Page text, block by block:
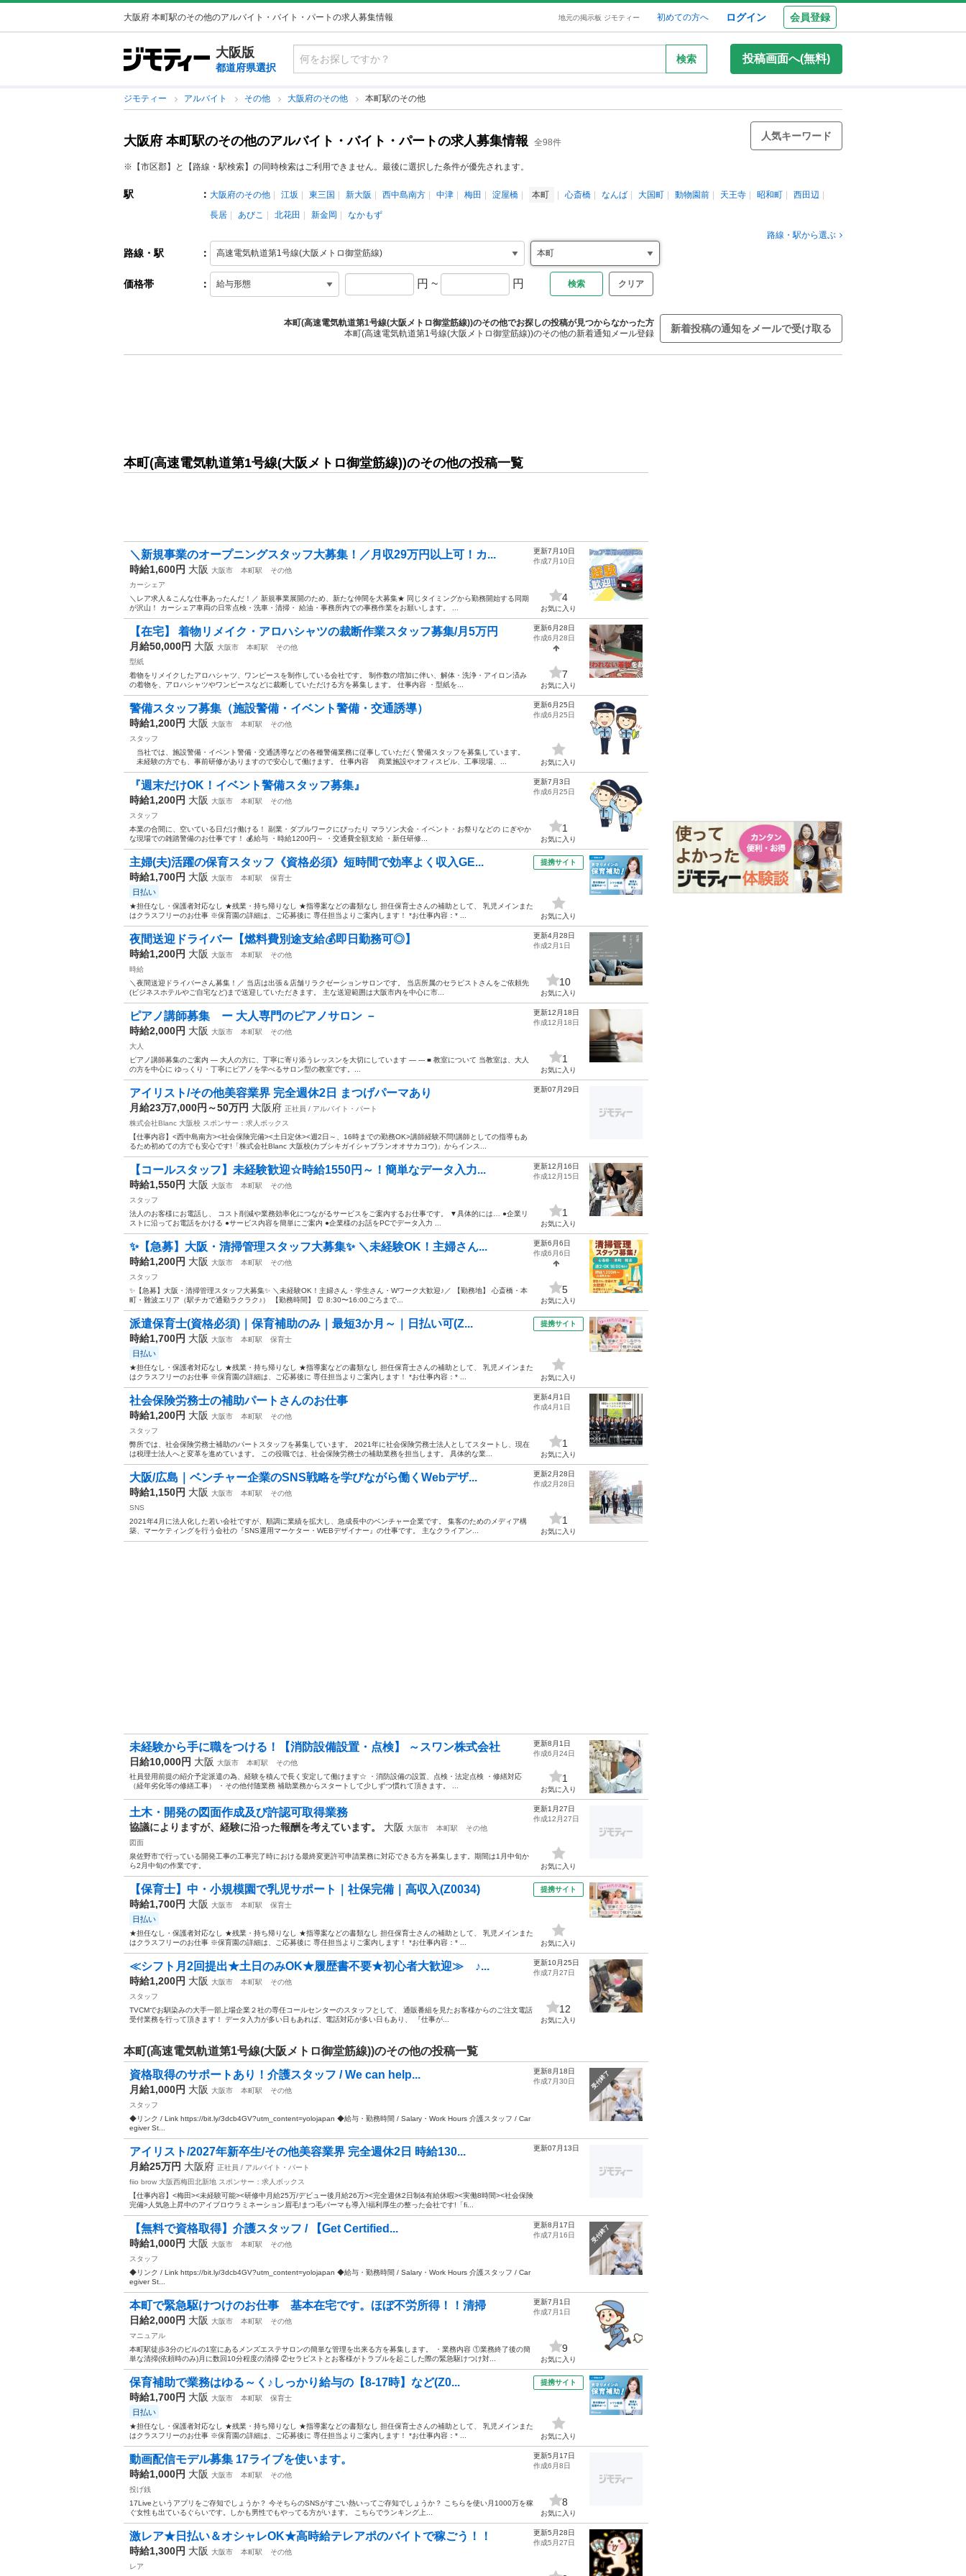
大阪府 本町駅のその他のアルバイト・バイト・パートの求人募集情報 地元の掲示板 ジモティー 初めての方へ ログイン 会員登録
大阪版
都道府県選択
検索 投稿画面へ(無料)
ジモティー アルバイト その他 大阪府のその他 本町駅のその他
大阪府 本町駅のその他のアルバイト・バイト・パートの求人募集情報 全98件
人気キーワード
※【市区郡】と【路線・駅検索】の同時検索はご利用できません。最後に選択した条件が優先されます。
駅 ： 大阪府のその他 江坂 東三国 新大阪 西中島南方 中津 梅田 淀屋橋 本町 心斎橋 なんば 大国町 動物園前 天王寺 昭和町
西田辺
長居
あびこ 北花田 新金岡
なかもず
路線・駅から選ぶ
路線・駅 ：
価格帯 ： 円 ~ 円 クリア
本町(高速電気軌道第1号線(大阪メトロ御堂筋線))のその他でお探しの投稿が見つからなかった方
本町(高速電気軌道第1号線(大阪メトロ御堂筋線))のその他の新着通知メール登録
新着投稿の通知をメールで受け取る
本町(高速電気軌道第1号線(大阪メトロ御堂筋線))のその他の投稿一覧
＼新規事業のオープニングスタッフ大募集！／月収29万円以上可！カ...
時給1,600円 大阪 大阪市 本町駅
その他
カーシェア
＼レア求人＆こんな仕事あったんだ！／ 新規事業展開のため、新たな仲間を大募集★ 同じタイミングから勤務開始する同期
が沢山！ カーシェア車両の日常点検・洗車・清掃・ 給油・事務所内での事務作業をお願いします。 ...
更新7月10日
作成7月10日
4
お気に入り
【在宅】 着物リメイク・アロハシャツの裁断作業スタッフ募集/月5万円
月給50,000円 大阪 大阪市 本町駅
その他
型紙
着物をリメイクしたアロハシャツ、ワンピースを制作している会社です。 制作数の増加に伴い、解体・洗浄・アイロン済み
の着物を、アロハシャツやワンピースなどに裁断していただける方を募集します。 仕事内容 ・型紙を...
更新6月28日
作成6月28日
7
お気に入り
警備スタッフ募集（施設警備・イベント警備・交通誘導）
時給1,200円 大阪 大阪市 本町駅
その他
スタッフ
当社では、施設警備・イベント警備・交通誘導などの各種警備業務に従事していただく警備スタッフを募集しています。
未経験の方でも、事前研修がありますので安心して働けます。 仕事内容 商業施設やオフィスビル、工事現場、...
更新6月25日
作成6月25日
お気に入り
『週末だけOK！イベント警備スタッフ募集』
時給1,200円 大阪 大阪市 本町駅
その他
スタッフ
本業の合間に、空いている日だけ働ける！ 副業・ダブルワークにぴったり マラソン大会・イベント・お祭りなどの にぎやか
な現場での雑踏警備のお仕事です！ 💰給与 ・時給1200円～ ・交通費全額支給 ・新任研修...
更新7月3日
作成6月25日
1
お気に入り
主婦(夫)活躍の保育スタッフ《資格必須》短時間で効率よく収入GE...
時給1,700円 大阪 大阪市 本町駅 保育士
日払い
★担任なし・保護者対応なし ★残業・持ち帰りなし ★指導案などの書類なし 担任保育士さんの補助として、 乳児メインまた
はクラスフリーのお仕事 ※保育園の詳細は、ご応募後に 専任担当よりご案内します！ *お仕事内容：* ...
提携サイト
お気に入り
夜間送迎ドライバー【燃料費別途支給💰即日勤務可◎】
時給1,200円 大阪 大阪市 本町駅
その他
時給
＼夜間送迎ドライバーさん募集！／ 当店は出張＆店舗リラクゼーションサロンです。 当店所属のセラピストさんをご依頼先
(ビジネスホテルやご自宅など)まで送迎していただきます。 主な送迎範囲は大阪市内を中心に市...
更新4月28日
作成2月1日
10
お気に入り
ピアノ講師募集 ー 大人専門のピアノサロン －
時給2,000円 大阪 大阪市 本町駅
その他
大人
ピアノ講師募集のご案内 ― 大人の方に、丁寧に寄り添うレッスンを大切にしています ― --- ■ 教室について 当教室は、大人
の方を中心に ゆっくり・丁寧にピアノを学べるサロン型の教室です。...
更新12月18日
作成12月18日
1
お気に入り
アイリスト/その他美容業界 完全週休2日 まつげパーマあり
月給23万7,000円～50万円 大阪府 正社員 / アルバイト・パート
株式会社Blanc 大阪校 スポンサー：求人ボックス
【仕事内容】<西中島南方><社会保険完備><土日定休><週2日～、16時までの勤務OK>講師経験不問!講師としての指導もあ
るため初めての方でも安心です!「株式会社Blanc 大阪校(カブシキガイシャブランオオサカコウ)」からインス...
更新07月29日
【コールスタッフ】未経験歓迎☆時給1550円～！簡単なデータ入力...
時給1,550円 大阪 大阪市 本町駅
その他
スタッフ
法人のお客様にお電話し、 コスト削減や業務効率化につながるサービスをご案内するお仕事です。 ▼具体的には… ●企業リ
ストに沿ってお電話をかける ●サービス内容を簡単にご案内 ●企業様のお話をPCでデータ入力 ...
更新12月16日
作成12月15日
1
お気に入り
✨【急募】大阪・清掃管理スタッフ大募集✨ ＼未経験OK！主婦さん...
時給1,200円 大阪 大阪市 本町駅
その他
スタッフ
✨【急募】大阪・清掃管理スタッフ大募集✨ ＼未経験OK！主婦さん・学生さん・Wワーク大歓迎♪／ 【勤務地】 心斎橋・本
町・難波エリア（駅チカで通勤ラクラク♪） 【勤務時間】 ⏰ 8:30〜16:00ごろまで...
更新6月6日
作成6月6日
5
お気に入り
派遣保育士(資格必須)｜保育補助のみ｜最短3か月～｜日払い可(Z...
時給1,700円 大阪 大阪市 本町駅 保育士
日払い
★担任なし・保護者対応なし ★残業・持ち帰りなし ★指導案などの書類なし 担任保育士さんの補助として、 乳児メインまた
はクラスフリーのお仕事 ※保育園の詳細は、ご応募後に 専任担当よりご案内します！ *お仕事内容：* ...
提携サイト
お気に入り
社会保険労務士の補助パートさんのお仕事
時給1,200円 大阪 大阪市 本町駅
その他
スタッフ
弊所では、社会保険労務士補助のパートスタッフを募集しています。 2021年に社会保険労務士法人としてスタートし、現在
は税理士法人へと変革を進めています。 この役職では、社会保険労務士の補助業務を担当します。 具体的な業...
更新4月1日
作成4月1日
1
お気に入り
大阪/広島｜ベンチャー企業のSNS戦略を学びながら働くWebデザ...
時給1,150円 大阪 大阪市 本町駅
その他
SNS
2021年4月に法人化した若い会社ですが、順調に業績を拡大し、急成長中のベンチャー企業です。 集客のためのメディア構
築、マーケティングを行う会社の『SNS運用マーケター・WEBデザイナー』の仕事です。 主なクライアン...
更新2月28日
作成2月28日
1
お気に入り
未経験から手に職をつける！【消防設備設置・点検】 ～スワン株式会社
日給10,000円 大阪 大阪市 本町駅
その他
社員登用前提の紹介予定派遣の為、経験を積んで長く安定して働けます☆ ・消防設備の設置、点検・法定点検 ・修繕対応
（経年劣化等の修繕工事） ・その他付随業務 補助業務からスタートして少しずつ慣れて頂きます。 ...
更新8月1日
作成6月24日
1
お気に入り
土木・開発の図面作成及び許認可取得業務
協議によりますが、経験に沿った報酬を考えています。 大阪 大阪市 本町駅
その他
図面
泉佐野市で行っている開発工事の工事完了時における最終変更許可申請業務に対応できる方を募集します。期間は1月中旬か
ら2月中旬の作業です。
更新1月27日
作成12月27日
お気に入り
【保育士】中・小規模園で乳児サポート｜社保完備｜高収入(Z0034)
時給1,700円 大阪 大阪市 本町駅 保育士
日払い
★担任なし・保護者対応なし ★残業・持ち帰りなし ★指導案などの書類なし 担任保育士さんの補助として、 乳児メインまた
はクラスフリーのお仕事 ※保育園の詳細は、ご応募後に 専任担当よりご案内します！ *お仕事内容：* ...
提携サイト
お気に入り
≪シフト月2回提出★土日のみOK★履歴書不要★初心者大歓迎≫ ♪...
時給1,200円 大阪 大阪市 本町駅
その他
スタッフ
TVCMでお馴染みの大手一部上場企業２社の専任コールセンターのスタッフとして、 通販番組を見たお客様からのご注文電話
受付業務を行って頂きます！ データ入力が多い日もあれば、電話対応が多い日もあり、 『仕事が...
更新10月25日
作成7月27日
12
お気に入り
本町(高速電気軌道第1号線(大阪メトロ御堂筋線))のその他の投稿一覧
受付終了
資格取得のサポートあり！介護スタッフ / We can help...
月給1,000円 大阪 大阪市 本町駅
その他
スタッフ
◆リンク / Link https://bit.ly/3dcb4GV?utm_content=yolojapan ◆給与・勤務時間 / Salary・Work Hours 介護スタッフ / Car
egiver St...
更新8月18日
作成7月30日
アイリスト/2027年新卒生/その他美容業界 完全週休2日 時給130...
月給25万円 大阪府 正社員 / アルバイト・パート
fiio brow 大阪西梅田北新地 スポンサー：求人ボックス
【仕事内容】<梅田><未経験可能><研修中月給25万/デビュー後月給26万><完全週休2日制&有給休暇><実働8時間><社会保険
完備>人気急上昇中のアイブロウラミネーション眉毛!まつ毛パーマも導入!福利厚生の整った会社です!「fi...
更新07月13日
受付終了
【無料で資格取得】介護スタッフ / 【Get Certified...
時給1,000円 大阪 大阪市 本町駅
その他
スタッフ
◆リンク / Link https://bit.ly/3dcb4GV?utm_content=yolojapan ◆給与・勤務時間 / Salary・Work Hours 介護スタッフ / Car
egiver St...
更新8月17日
作成7月16日
本町で緊急駆けつけのお仕事 基本在宅です。ほぼ不労所得！！清掃
日給2,000円 大阪 大阪市 本町駅
その他
マニュアル
本町駅徒歩3分のビルの1室にあるメンズエステサロンの簡単な管理を出来る方を募集します。 ・業務内容 ①業務終了後の簡
単な清掃(依頼時のみ)月に数回10分程度の清掃 ②セラピストとお客様がトラブルを起こした際の緊急駆けつけ対...
更新7月1日
作成7月1日
9
お気に入り
保育補助で業務はゆる～く♪しっかり給与の【8-17時】など(Z0...
時給1,700円 大阪 大阪市 本町駅 保育士
日払い
★担任なし・保護者対応なし ★残業・持ち帰りなし ★指導案などの書類なし 担任保育士さんの補助として、 乳児メインまた
はクラスフリーのお仕事 ※保育園の詳細は、ご応募後に 専任担当よりご案内します！ *お仕事内容：* ...
提携サイト
お気に入り
動画配信モデル募集 17ライブを使います。
時給1,000円 大阪 大阪市 本町駅
その他
投げ銭
17Liveというアプリをご存知でしょうか？ 今そちらのSNSがすごい熱いってご存知でしょうか？ こちらを使い月1000万を稼
ぐ女性も出ているぐらいです。しかも男性でもやってる方がいます。 こちらでランキング上...
更新5月17日
作成6月8日
8
お気に入り
激レア★日払い＆オシャレOK★高時給テレアポのバイトで稼ごう！！
時給1,300円 大阪 大阪市 本町駅
その他
レア
更新5月28日
作成5月27日